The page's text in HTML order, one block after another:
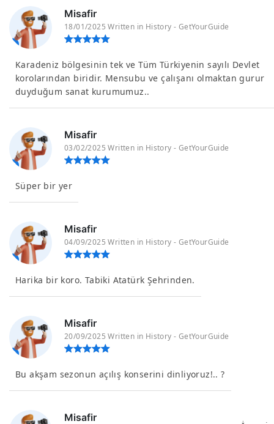
Misafir
18/01/2025 Written in History - GetYourGuide
Karadeniz bölgesinin tek ve Tüm Türkiyenin sayılı Devlet
korolarından biridir. Mensubu ve çalışanı olmaktan gurur
duyduğum sanat kurumumuz.. ️
Misafir
03/02/2025 Written in History - GetYourGuide
Süper bir yer
Misafir
04/09/2025 Written in History - GetYourGuide
Harika bir koro. Tabiki Atatürk Şehrinden.
Misafir
20/09/2025 Written in History - GetYourGuide
Bu akşam sezonun açılış konserini dinliyoruz!.. ?
Misafir